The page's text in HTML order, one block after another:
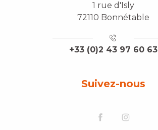
1 rue d'Isly
72110 Bonnétable
+33 (0)2 43 97 60 63
Suivez-nous